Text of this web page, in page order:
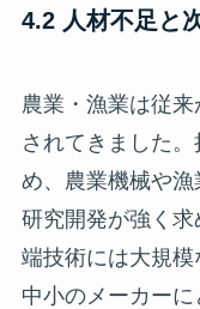
4.2 人材不足と
農業・漁業は従
されてきました
め、農業機械や
研究開発が強く
端技術には大規模
中小のメーカー